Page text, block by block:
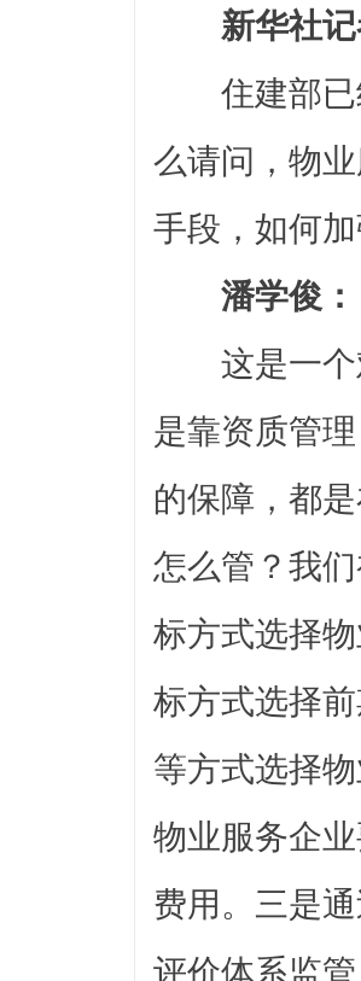
新华社记
住建部已
么请问，物
手段，如何
潘学俊：
这是一个
是靠资质管
的保障，都
怎么管？我
标方式选择
标方式选择
等方式选择
物业服务企
费用。三是
评价体系监